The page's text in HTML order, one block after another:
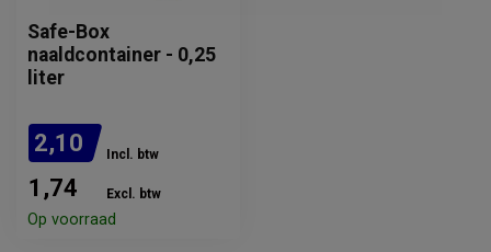
Safe-Box
naaldcontainer - 0,25
liter
2,10 Incl. btw
1,74 Excl. btw
Op voorraad